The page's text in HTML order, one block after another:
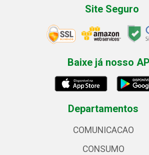
Site Seguro
Baixe já nosso
Departamentos
COMUNICACAO
CONSUMO